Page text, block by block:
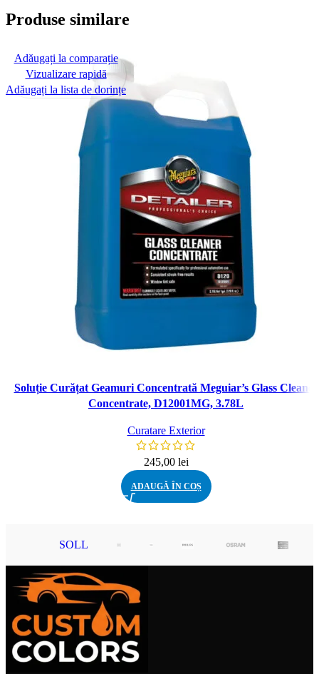
Produse similare
Adăugați la comparație
Vizualizare rapidă
Adăugați la lista de dorințe
Soluție Curățat Geamuri Concentrată Meguiar’s Glass Cleaner
Concentrate, D12001MG, 3.78L
Curatare Exterior
245,00 lei
ADAUGĂ ÎN COȘ
SOLL